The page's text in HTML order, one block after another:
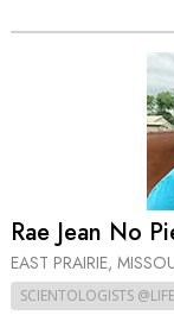
Rae Jean No
EAST PRAIRIE,
SCIENTOLOGISTS @LIFE